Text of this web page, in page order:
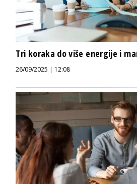
Tri koraka do više energije i
26/09/2025 | 12:08